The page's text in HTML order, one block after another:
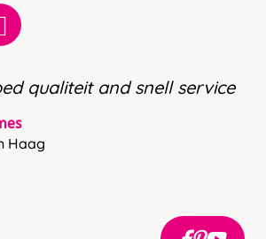
qualiteit and snell service
Haag